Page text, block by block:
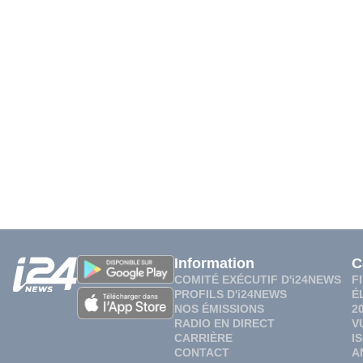
Information
COMITÉ EXÉCUTIF D'i24NEWS
PROFILS D'i24NEWS
NOS ÉMISSIONS
RADIO EN DIRECT
CARRIÈRE
CONTACT